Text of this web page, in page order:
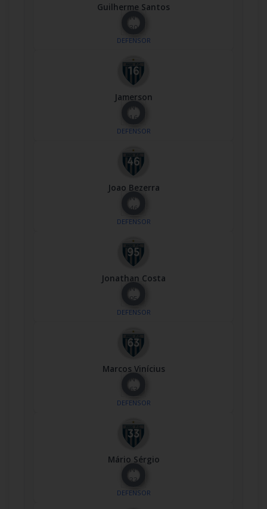
Guilherme Santos
Nº
30
DEFENSOR
Jamerson
Nº
16
DEFENSOR
Joao Bezerra
Nº
46
DEFENSOR
Jonathan Costa
Nº
95
DEFENSOR
Marcos Vinícius
Nº
63
DEFENSOR
Mário Sérgio
Nº
33
DEFENSOR